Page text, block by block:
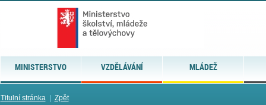
MINISTERSTVO VZDĚLÁVÁNÍ MLÁDEŽ
Titulní stránka| Zpět